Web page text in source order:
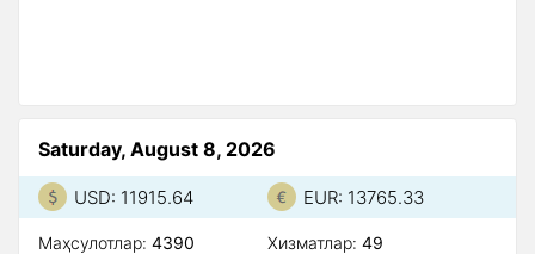
Saturday, August 8, 2026
USD: 11915.64 EUR: 13765.33
Маҳсулотлар: 4390
Xизматлар: 49